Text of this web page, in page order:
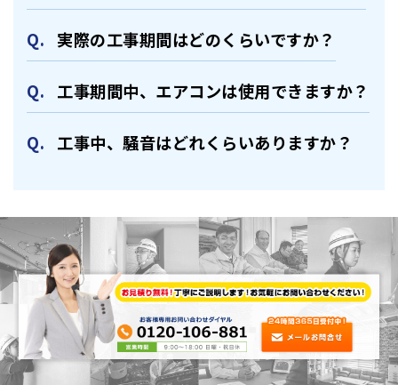
実際の⼯事期間はどのくらいですか？
⼯事期間中、エアコンは使⽤できますか？
⼯事中、騒⾳はどれくらいありますか？